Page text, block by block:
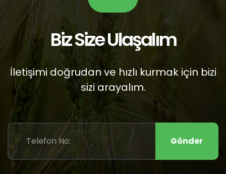
Biz Size Ulaşalım
İletişimi doğrudan ve hızlı kurmak için bizi
sizi arayalım.
Gönder